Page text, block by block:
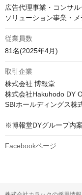
広告代理事業・コンサ
ソリューション事業・
従業員数
81名(2025年4月)
取引企業
株式会社 博報堂
株式会社Hakuhodo DY
SBIホールディングス株
※博報堂DYグループ内
Facebookページ